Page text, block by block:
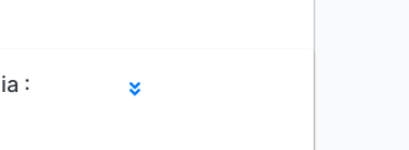
: